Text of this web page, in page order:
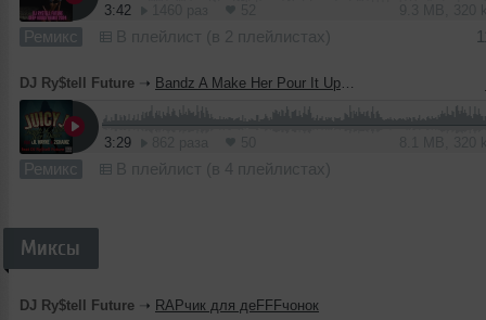
3:42
Ремикс В плейлист (в 2 плейлистах)
DJ Ry$tell Future ➝ Bandz A Make Her Pour It Up (DJ Ry$tell Future Mash up RMX)
3:29
Ремикс В плейлист (в 4 плейлистах)
Миксы
DJ Ry$tell Future ➝ RAPчик для деFFFчонок